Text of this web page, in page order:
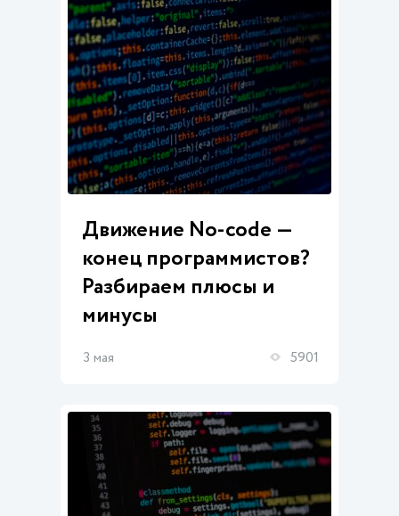
Движение No-code —
конец программистов?
Разбираем плюсы и
минусы
3 мая 5901